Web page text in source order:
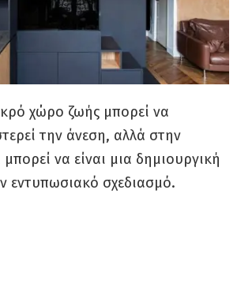
χώρο ζωής μπορεί να
την άνεση, αλλά στην
να είναι μια δημιουργική
εντυπωσιακό σχεδιασμό.